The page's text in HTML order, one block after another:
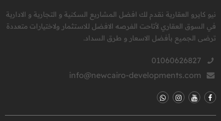
نيو كايرو العقارية نقدم لك افضل المشاريع السكنية و التجارية و الادارية
في السوق العقاري لأتاحت الفرصه الافضل للاستثمار ولاختيارات متعددة
ترضى الجميع بأفضل الاسعار و طرق السداد.
01060626827
info@newcairo-developments.com